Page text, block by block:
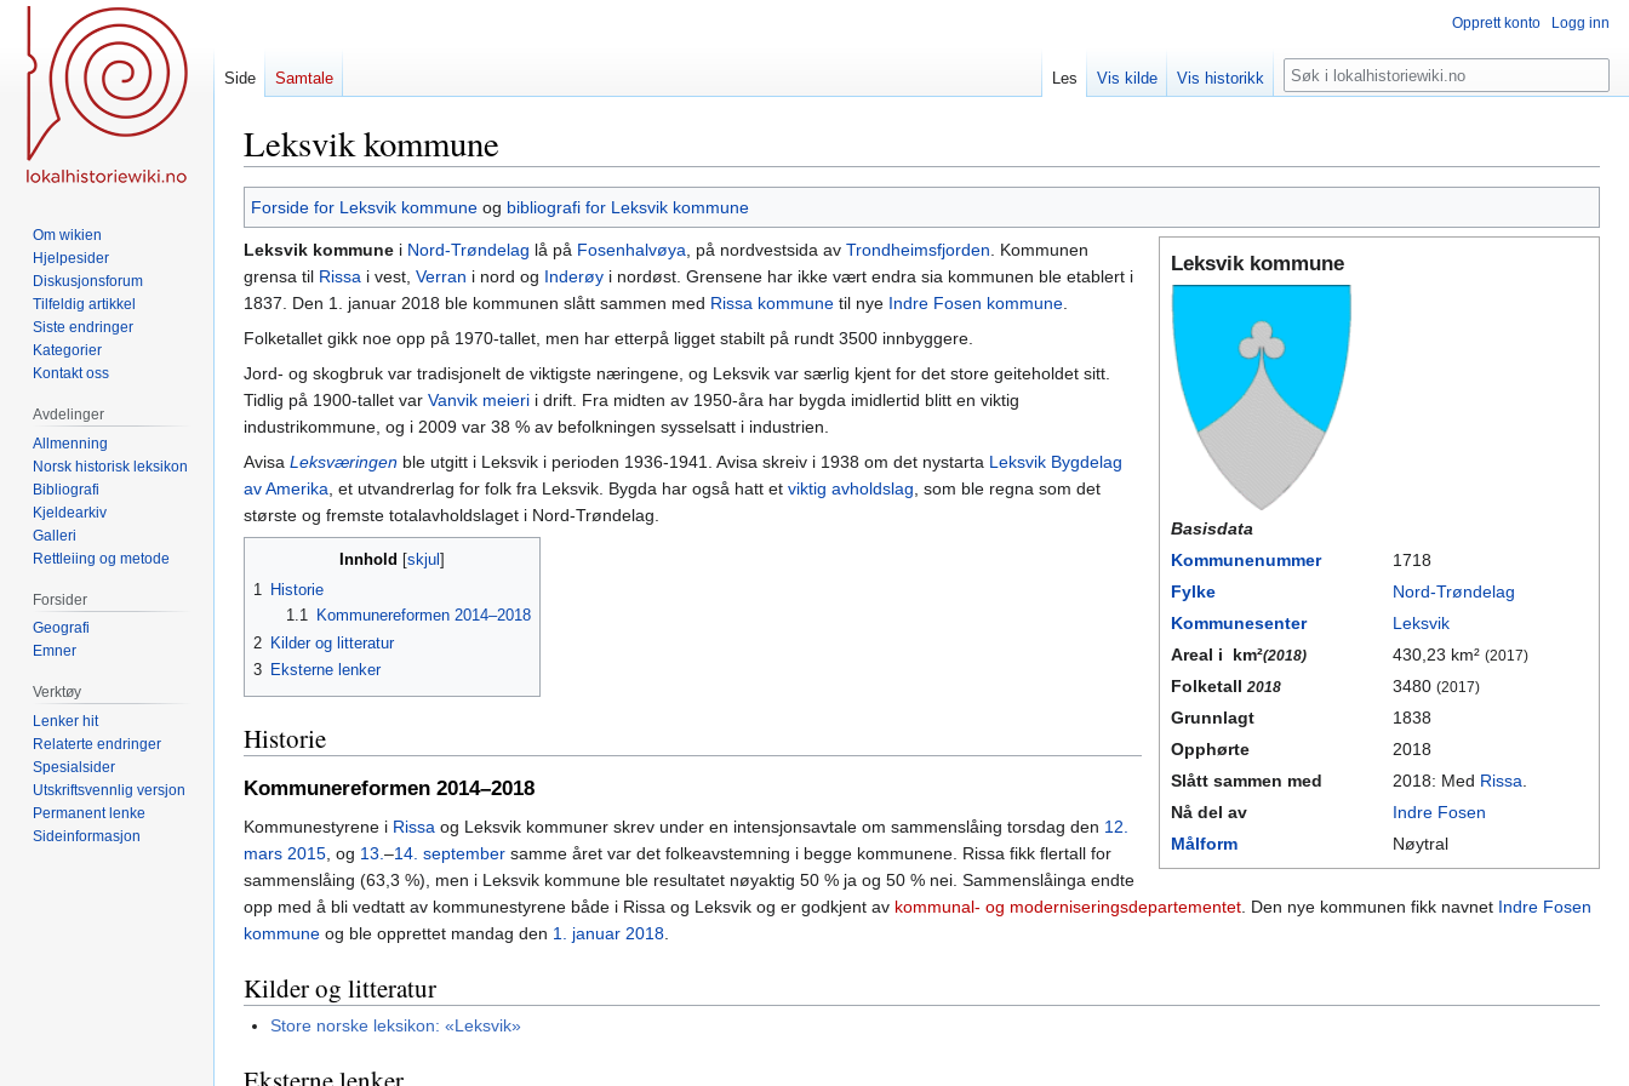
Leksvik kommune
Hopp
til
navigering
Hopp
til
søk
Forside for Leksvik kommune og bibliografi for Leksvik kommune
Leksvik kommune
Basisdata
Kommunenummer
1718
Fylke
Nord-Trøndelag
Kommunesenter
Leksvik
Areal i km²(2018) 430,23 km² (2017)
Folketall 2018 3480 (2017)
Grunnlagt
1838
Opphørte
2018
Slått sammen med
2018: Med Rissa.
Nå del av
Indre Fosen
Målform
Nøytral
Leksvik kommune i Nord-Trøndelag lå på Fosenhalvøya, på nordvestsida av Trondheimsfjorden. Kommunen
grensa til Rissa i vest, Verran i nord og Inderøy i nordøst. Grensene har ikke vært endra sia kommunen ble etablert i
1837. Den 1. januar 2018 ble kommunen slått sammen med Rissa kommune til nye Indre Fosen kommune.
Folketallet gikk noe opp på 1970-tallet, men har etterpå ligget stabilt på rundt 3500 innbyggere.
Jord- og skogbruk var tradisjonelt de viktigste næringene, og Leksvik var særlig kjent for det store geiteholdet sitt.
Tidlig på 1900-tallet var Vanvik meieri i drift. Fra midten av 1950-åra har bygda imidlertid blitt en viktig
industrikommune, og i 2009 var 38 % av befolkningen sysselsatt i industrien.
Avisa Leksværingen ble utgitt i Leksvik i perioden 1936-1941. Avisa skreiv i 1938 om det nystarta Leksvik Bygdelag
av Amerika, et utvandrerlag for folk fra Leksvik. Bygda har også hatt et viktig avholdslag, som ble regna som det
største og fremste totalavholdslaget i Nord-Trøndelag.
Innhold
1 Historie
1.1
Kommunereformen 2014–2018
2 Kilder og litteratur
3 Eksterne lenker
Historie
Kommunereformen 2014–2018
Kommunestyrene i Rissa og Leksvik kommuner skrev under en intensjonsavtale om sammenslåing torsdag den 12.
mars 2015 , og 13. –14. september samme året var det folkeavstemning i begge kommunene. Rissa fikk flertall for
sammenslåing (63,3 %), men i Leksvik kommune ble resultatet nøyaktig 50 % ja og 50 % nei. Sammenslåinga endte
opp med å bli vedtatt av kommunestyrene både i Rissa og Leksvik og er godkjent av kommunal- og moderniseringsdepartementet . Den nye kommunen fikk navnet Indre Fosen
kommune og ble opprettet mandag den 1. januar 2018
Kilder og litteratur
Store norske leksikon: «Leksvik»
Opprett konto Logg inn
Side Samtale Les Vis kilde Vis historikk Søk
Om wikien
Hjelpesider
Diskusjonsforum
Tilfeldig artikkel
Siste endringer
Kategorier
Kontakt oss
Avdelinger
Allmenning
Norsk historisk leksikon
Bibliografi
Kjeldearkiv
Galleri
Rettleiing og metode
Forsider
Geografi
Emner
Verktøy
Lenker hit
Relaterte endringer
Spesialsider
Utskriftsvennlig versjon
Permanent lenke
Sideinformasjon